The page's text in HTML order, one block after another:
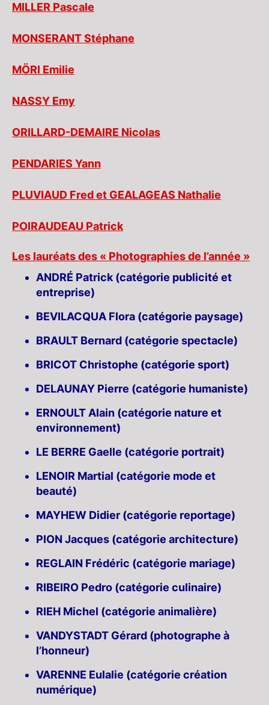
MILLER Pascale
MONSERANT Stéphane
MÖRI Emilie
NASSY Emy
ORILLARD-DEMAIRE Nicolas
PENDARIES Yann
PLUVIAUD Fred et GEALAGEAS Nathalie
POIRAUDEAU Patrick
Les lauréats des « Photographies de l’année »
ANDRÉ Patrick (catégorie publicité et
entreprise)
BEVILACQUA Flora (catégorie paysage)
BRAULT Bernard (catégorie spectacle)
BRICOT Christophe (catégorie sport)
DELAUNAY Pierre (catégorie humaniste)
ERNOULT Alain (catégorie nature et
environnement)
LE BERRE Gaelle (catégorie portrait)
LENOIR Martial (catégorie mode et
beauté)
MAYHEW Didier (catégorie reportage)
PION Jacques (catégorie architecture)
REGLAIN Frédéric (catégorie mariage)
RIBEIRO Pedro (catégorie culinaire)
RIEH Michel (catégorie animalière)
VANDYSTADT Gérard (photographe à
l’honneur)
VARENNE Eulalie (catégorie création
numérique)